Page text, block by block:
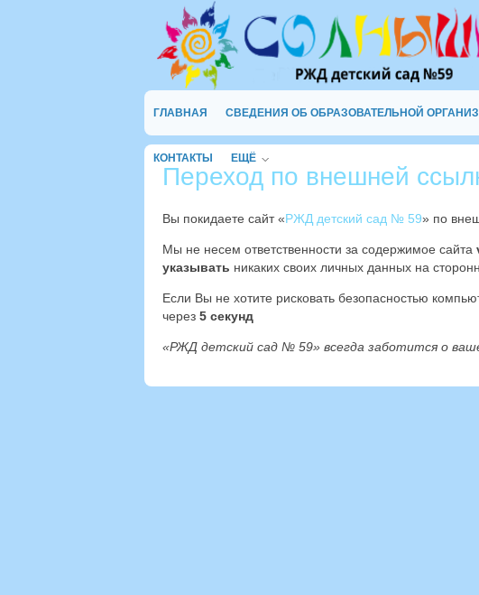
ГЛАВНАЯ СВЕДЕНИЯ ОБ ОБРАЗОВАТЕЛЬНОЙ
КОНТАКТЫ ЕЩЁ
Переход по внешней
Вы покидаете сайт «РЖД детский сад № 59» по
Мы не несем ответственности за содержимое сайта
указывать никаких своих личных данных на
Если Вы не хотите рисковать безопасностью
через 4 секунд
«РЖД детский сад № 59» всегда заботится о